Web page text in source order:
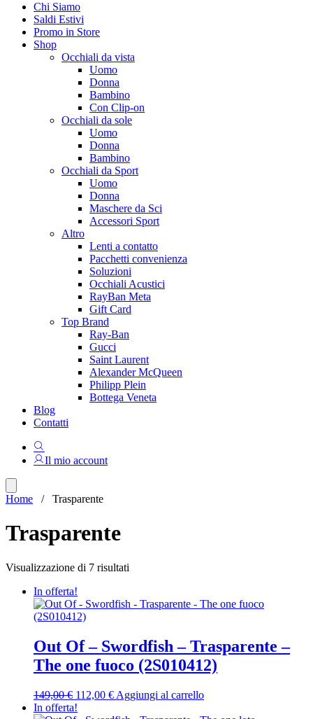
Chi Siamo
Saldi Estivi
Promo in Store
Shop
Occhiali da vista
Uomo
Donna
Bambino
Con Clip-on
Occhiali da sole
Uomo
Donna
Bambino
Occhiali da Sport
Uomo
Donna
Maschere da Sci
Accessori Sport
Altro
Lenti a contatto
Pacchetti convenienza
Soluzioni
Occhiali Acustici
RayBan Meta
Gift Card
Top Brand
Ray-Ban
Gucci
Saint Laurent
Alexander McQueen
Philipp Plein
Bottega Veneta
Blog
Contatti
Il mio account
Home / Trasparente
Trasparente
Visualizzazione di 7 risultati
al
In offerta!
Out Of – Swordfish – Trasparente –
The one fuoco (2S010412)
149,00€ Il
prezzo
112,00 €IlAggiungi al carrello
In offerta!